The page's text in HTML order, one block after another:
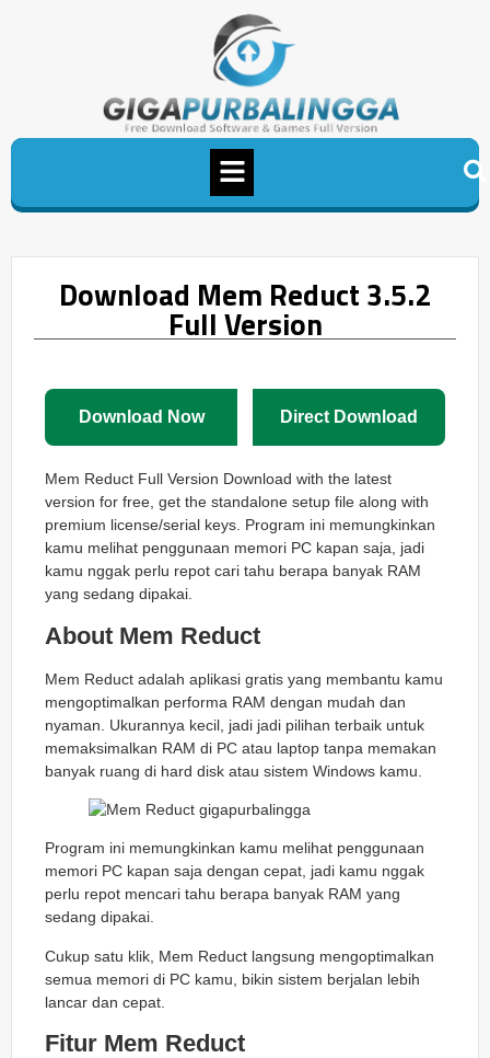
Download Mem Reduct 3.5.2
Full Version
Download Now Direct Download
Mem Reduct Full Version Download with the latest
version for free, get the standalone setup file along with
premium license/serial keys. Program ini memungkinkan
kamu melihat penggunaan memori PC kapan saja, jadi
kamu nggak perlu repot cari tahu berapa banyak RAM
yang sedang dipakai.
About Mem Reduct
Mem Reduct adalah aplikasi gratis yang membantu kamu
mengoptimalkan performa RAM dengan mudah dan
nyaman. Ukurannya kecil, jadi jadi pilihan terbaik untuk
memaksimalkan RAM di PC atau laptop tanpa memakan
banyak ruang di hard disk atau sistem Windows kamu.
Program ini memungkinkan kamu melihat penggunaan
memori PC kapan saja dengan cepat, jadi kamu nggak
perlu repot mencari tahu berapa banyak RAM yang
sedang dipakai.
Cukup satu klik, Mem Reduct langsung mengoptimalkan
semua memori di PC kamu, bikin sistem berjalan lebih
lancar dan cepat.
Fitur Mem Reduct